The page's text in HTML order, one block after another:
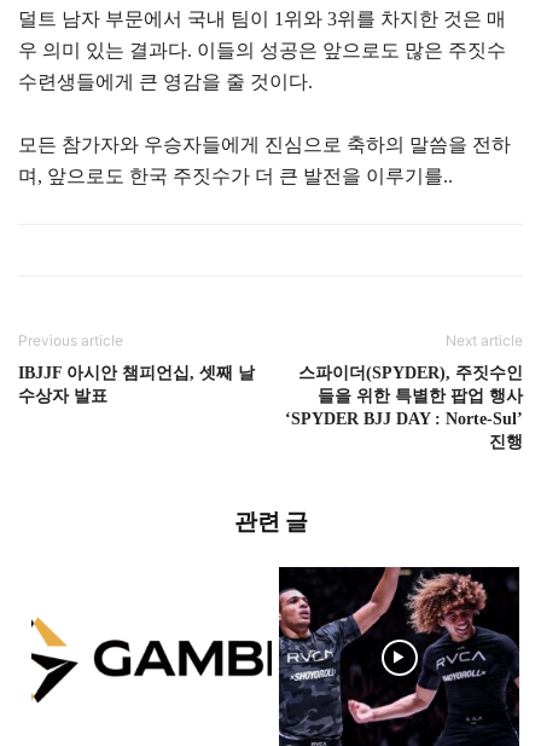
덜트 남자 부문에서 국내 팀이 1위와 3위를 차지한 것은 매
우 의미 있는 결과다. 이들의 성공은 앞으로도 많은 주짓수
수련생들에게 큰 영감을 줄 것이다.
모든 참가자와 우승자들에게 진심으로 축하의 말씀을 전하
며, 앞으로도 한국 주짓수가 더 큰 발전을 이루기를..
Previous article
IBJJF 아시안 챔피언십, 셋째 날
수상자 발표
Next article
스파이더(SPYDER), 주짓수인
들을 위한 특별한 팝업 행사
‘SPYDER BJJ DAY : Norte-Sul’
진행
관련 글